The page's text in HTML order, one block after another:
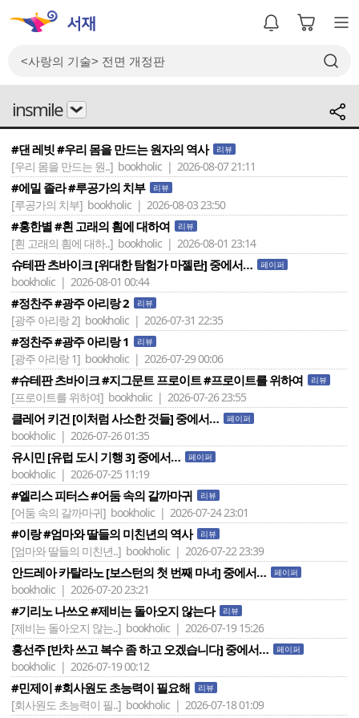
insmile
#댄 레빗 #우리 몸을 만드는 원자의 역사 리뷰
[우리 몸을 만드는 원..] bookholic | 2026-08-07 21:11
#에밀 졸라 #루공가의 치부 리뷰
[루공가의 치부] bookholic | 2026-08-03 23:50
#홍한별 #흰 고래의 흼에 대하여 리뷰
[흰 고래의 흼에 대하..] bookholic | 2026-08-01 23:14
슈테판 츠바이크 [위대한 탐험가 마젤란] 중에서… 페이퍼
bookholic | 2026-08-01 00:44
#정찬주 #광주 아리랑 2 리뷰
[광주 아리랑 2] bookholic | 2026-07-31 22:35
#정찬주 #광주 아리랑 1 리뷰
[광주 아리랑 1] bookholic | 2026-07-29 00:06
#슈테판 츠바이크 #지그문트 프로이트 #프로이트를 위하여 리뷰
[프로이트를 위하여] bookholic | 2026-07-26 23:55
클레어 키건 [이처럼 사소한 것들] 중에서… 페이퍼
bookholic | 2026-07-26 01:35
유시민 [유럽 도시 기행 3] 중에서… 페이퍼
bookholic | 2026-07-25 11:19
#엘리스 피터스 #어둠 속의 갈까마귀 리뷰
[어둠 속의 갈까마귀] bookholic | 2026-07-24 23:01
#이랑 #엄마와 딸들의 미친년의 역사 리뷰
[엄마와 딸들의 미친년..] bookholic | 2026-07-22 23:39
안드레아 카탈라노 [보스턴의 첫 번째 마녀] 중에서… 페이퍼
bookholic | 2026-07-20 23:21
#기리노 나쓰오 #제비는 돌아오지 않는다 리뷰
[제비는 돌아오지 않는..] bookholic | 2026-07-19 15:26
홍선주 [반차 쓰고 복수 좀 하고 오겠습니다] 중에서… 페이퍼
bookholic | 2026-07-19 00:12
#민제이 #회사원도 초능력이 필요해 리뷰
[회사원도 초능력이 필..] bookholic | 2026-07-18 01:09